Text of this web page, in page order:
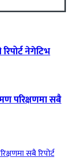
नेगेटिभ
परिक्षणमा सबै